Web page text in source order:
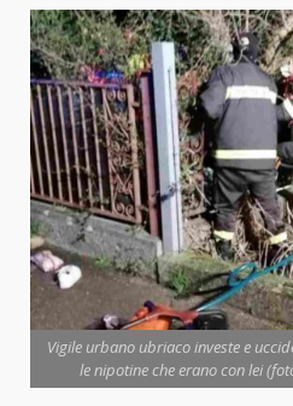
Vigile urbano ubriaco investe e
le nipotine che erano con lei